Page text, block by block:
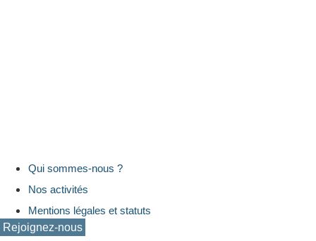
Qui sommes-nous ?
Nos activités
Mentions légales et statuts
Rejoignez-nous